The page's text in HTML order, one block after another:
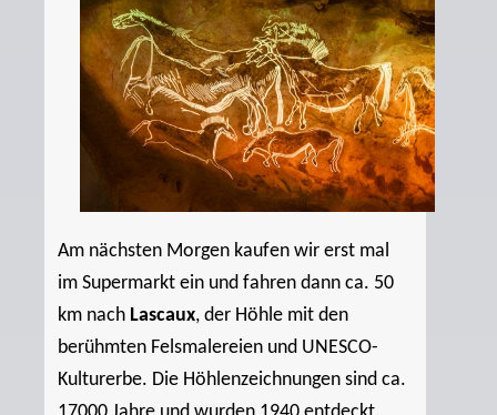
Am nächsten Morgen kaufen wir erst mal
im Supermarkt ein und fahren dann ca. 50
km nach Lascaux, der Höhle mit den
berühmten Felsmalereien und UNESCO-
Kulturerbe. Die Höhlenzeichnungen sind ca.